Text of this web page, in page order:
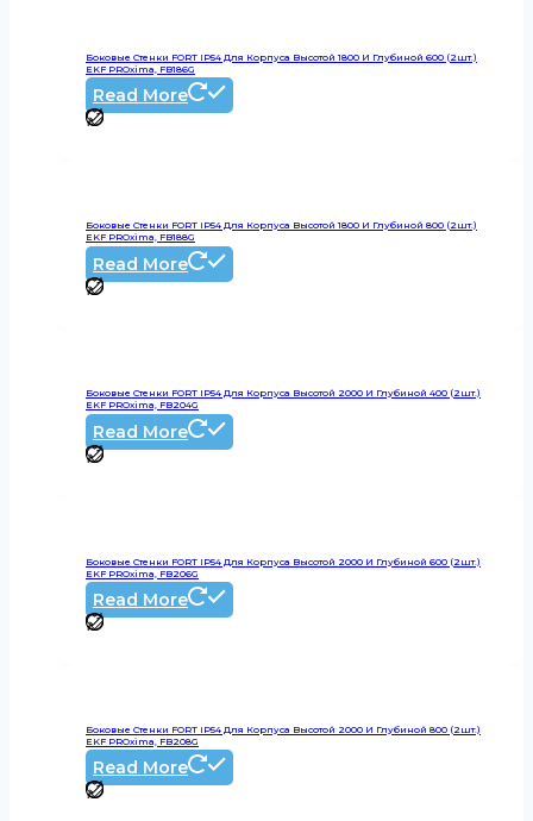
Боковые Стенки FORT IP54 Для Корпуса Высотой 1800 И Глубиной 600 (2шт.)
EKF PROxima, FB186G
Read More
Боковые Стенки FORT IP54 Для Корпуса Высотой 1800 И Глубиной 800 (2шт.)
EKF PROxima, FB188G
Read More
Боковые Стенки FORT IP54 Для Корпуса Высотой 2000 И Глубиной 400 (2шт.)
EKF PROxima, FB204G
Read More
Боковые Стенки FORT IP54 Для Корпуса Высотой 2000 И Глубиной 600 (2шт.)
EKF PROxima, FB206G
Read More
Боковые Стенки FORT IP54 Для Корпуса Высотой 2000 И Глубиной 800 (2шт.)
EKF PROxima, FB208G
Read More